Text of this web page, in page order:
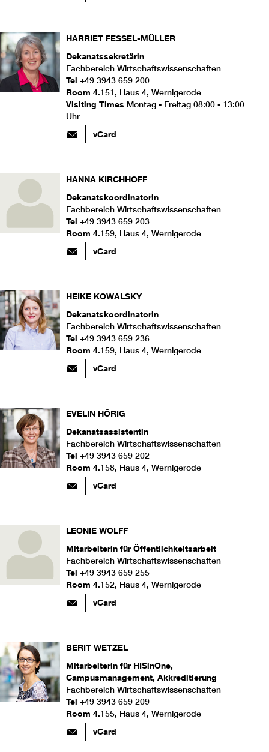
HARRIET FESSEL-MÜLLER
Dekanatssekretärin
Fachbereich Wirtschaftswissenschaften
Tel +49 3943 659 200
Room 4.151, Haus 4, Wernigerode
Visiting Times Montag - Freitag 08:00 - 13:00
Uhr
vCard
HANNA KIRCHHOFF
Dekanatskoordinatorin
Fachbereich Wirtschaftswissenschaften
Tel +49 3943 659 203
Room 4.159, Haus 4, Wernigerode
vCard
HEIKE KOWALSKY
Dekanatskoordinatorin
Fachbereich Wirtschaftswissenschaften
Tel +49 3943 659 236
Room 4.159, Haus 4, Wernigerode
vCard
EVELIN HÖRIG
Dekanatsassistentin
Fachbereich Wirtschaftswissenschaften
Tel +49 3943 659 202
Room 4.158, Haus 4, Wernigerode
vCard
LEONIE WOLFF
Mitarbeiterin für Öffentlichkeitsarbeit
Fachbereich Wirtschaftswissenschaften
Tel +49 3943 659 255
Room 4.152, Haus 4, Wernigerode
vCard
BERIT WETZEL
Mitarbeiterin für HISinOne,
Campusmanagement, Akkreditierung
Fachbereich Wirtschaftswissenschaften
Tel +49 3943 659 209
Room 4.155, Haus 4, Wernigerode
vCard